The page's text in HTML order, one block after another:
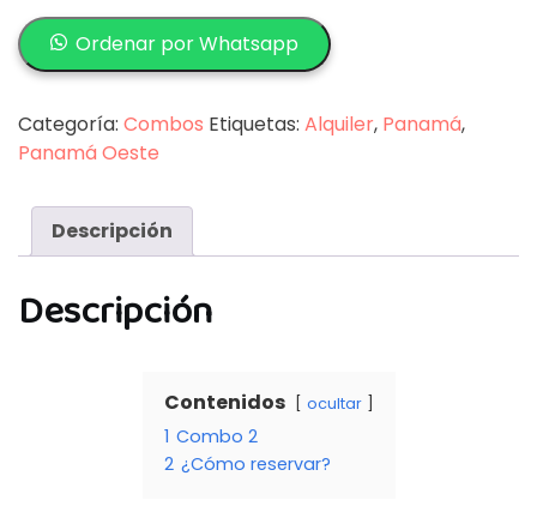
Combo
2
cantidad
Ordenar por Whatsapp
Categoría: Combos Etiquetas: Alquiler, Panamá,
Panamá Oeste
Descripción
Descripción
Contenidos ocultar
1 Combo 2
2 ¿Cómo reservar?